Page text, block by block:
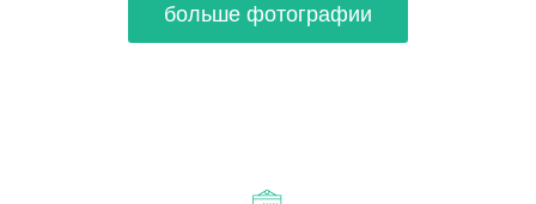
больше фотографии